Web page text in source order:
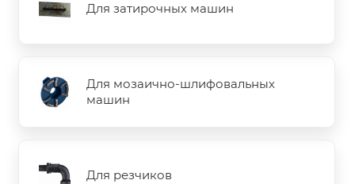
Для затирочных машин
Для мозаично-шлифовальных
машин
Для резчиков